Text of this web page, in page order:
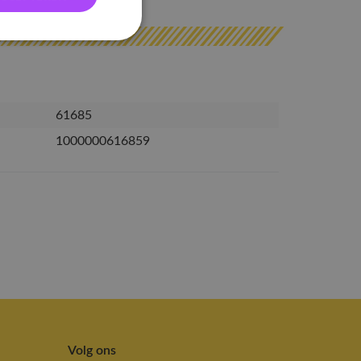
61685
1000000616859
Volg ons